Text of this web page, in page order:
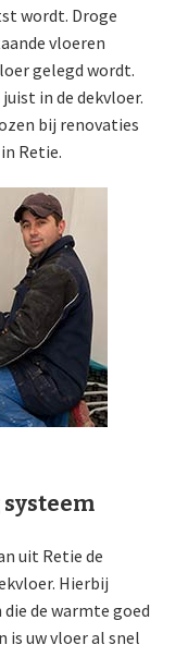
wordt. Droge
vloeren
gelegd wordt.
in de dekvloer.
bij renovaties
Retie.
uit Retie de
Hierbij
de warmte goed
is uw vloer al snel